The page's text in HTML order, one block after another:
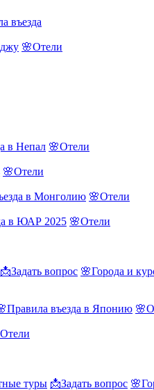
въезда
🌸Отели
в Непал 🌸Отели
🌸Отели
в Монголию 🌸Отели
в ЮАР 2025 🌸Отели
📩Задать вопрос 🌸Города и
въезда в Японию
туры 📩Задать вопрос